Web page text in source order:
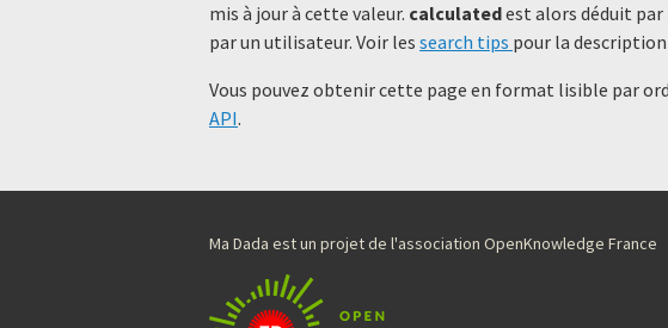
mis à jour à cette valeur. calculatedest alors déduit
par un utilisateur. Voir les search tips pour la
Vous pouvez obtenir cette page en format lisible par
API.
Ma Dada est un projet de l'association OpenKnowledge France